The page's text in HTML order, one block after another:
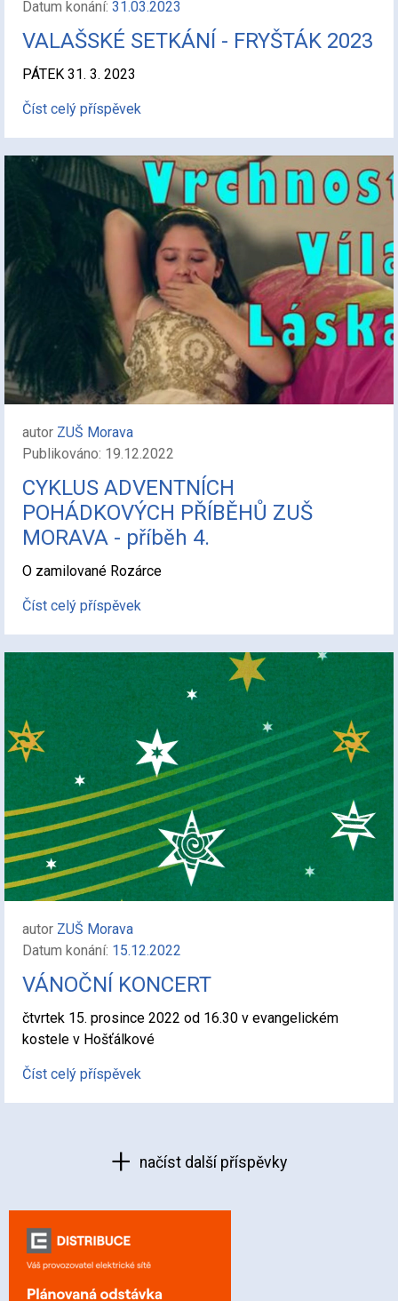
Datum konání: 31.03.2023
VALAŠSKÉ SETKÁNÍ - FRYŠTÁK 2023
PÁTEK 31. 3. 2023
Číst celý příspěvek
autor ZUŠ Morava
Publikováno: 19.12.2022
CYKLUS ADVENTNÍCH
POHÁDKOVÝCH PŘÍBĚHŮ ZUŠ
MORAVA - příběh 4.
O zamilované Rozárce
Číst celý příspěvek
autor ZUŠ Morava
Datum konání: 15.12.2022
VÁNOČNÍ KONCERT
čtvrtek 15. prosince 2022 od 16.30 v evangelickém
kostele v Hošťálkové
Číst celý příspěvek
načíst další příspěvky